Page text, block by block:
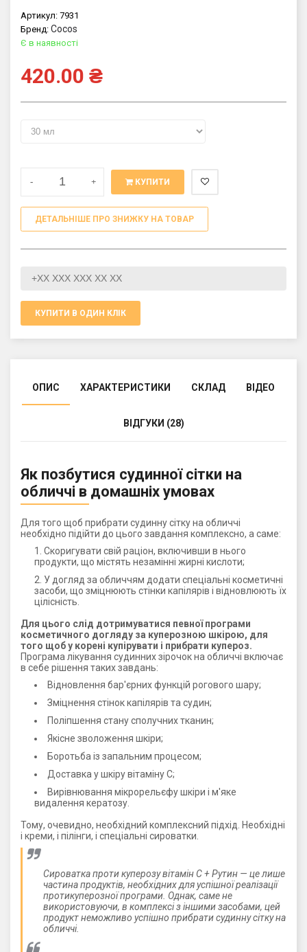
Артикул: 7931
Бренд: Cocos
Є в наявності
420.00 ₴
- + КУПИТИ
ДЕТАЛЬНІШЕ ПРО ЗНИЖКУ НА ТОВАР
КУПИТИ В ОДИН КЛІК
ОПИС ХАРАКТЕРИСТИКИ СКЛАД ВІДЕО
ВІДГУКИ (28)
Як позбутися судинної сітки на
обличчі в домашніх умовах
Для того щоб прибрати судинну сітку на обличчі
необхідно підійти до цього завдання комплексно, а саме:
Скоригувати свій раціон, включивши в нього
продукти, що містять незамінні жирні кислоти;
У догляд за обличчям додати спеціальні косметичні
засоби, що зміцнюють стінки капілярів і відновлюють їх
цілісність.
Для цього слід дотримуватися певної програми
косметичного догляду за куперозною шкірою, для
того щоб у корені купірувати і прибрати купероз.
Програма лікування судинних зірочок на обличчі включає
в себе рішення таких завдань:
Відновлення бар'єрних функцій рогового шару;
Зміцнення стінок капілярів та судин;
Поліпшення стану сполучних тканин;
Якісне зволоження шкіри;
Боротьба із запальним процесом;
Доставка у шкіру вітаміну С;
Вирівнювання мікрорельєфу шкіри і м'яке
видалення кератозу.
Тому, очевидно, необхідний комплексний підхід. Необхідні
і креми, і пілінги, і спеціальні сироватки.
Сироватка проти куперозу вітамін С + Рутин — це лише
частина продуктів, необхідних для успішної реалізації
протикуперозної програми. Однак, саме не
використовуючи, в комплексі з іншими засобами, цей
продукт неможливо успішно прибрати судинну сітку на
обличчі.